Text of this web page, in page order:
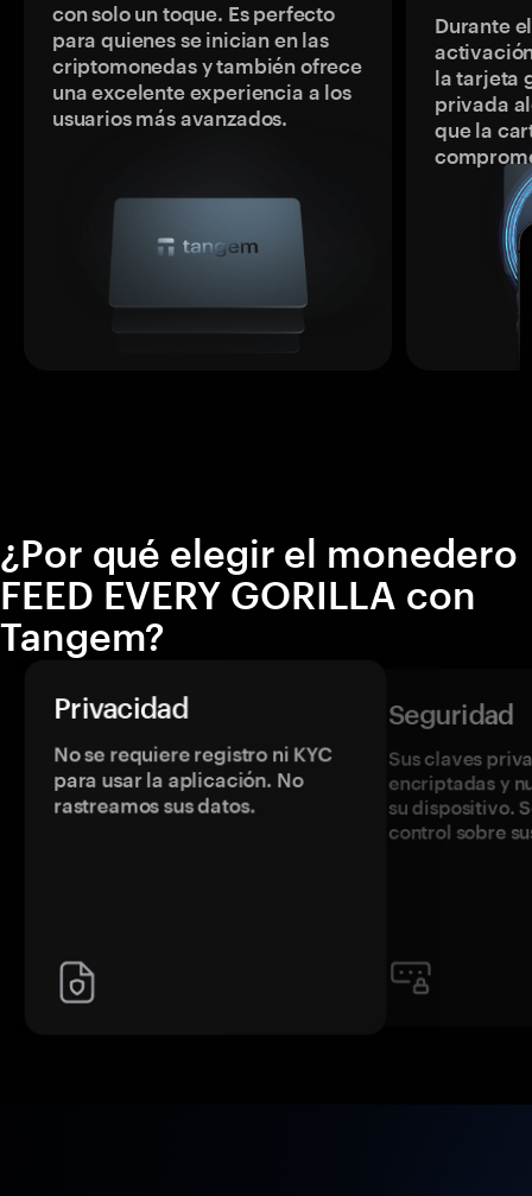
con solo un toque. Es perfecto
para quienes se inician en las
criptomonedas y también ofrece
una excelente experiencia a los
usuarios más avanzados.
Durante
la tarjeta
privada
que la
¿Por qué elegir el monedero
FEED EVERY GORILLA con
Tangem?
Privacidad
No se requiere registro ni KYC
para usar la aplicación. No
rastreamos sus datos.
Seguridad
Sus claves
encriptadas y
su dispositivo.
control sobre